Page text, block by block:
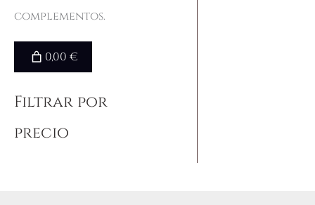
complementos.
0,00 €
Filtrar por
precio